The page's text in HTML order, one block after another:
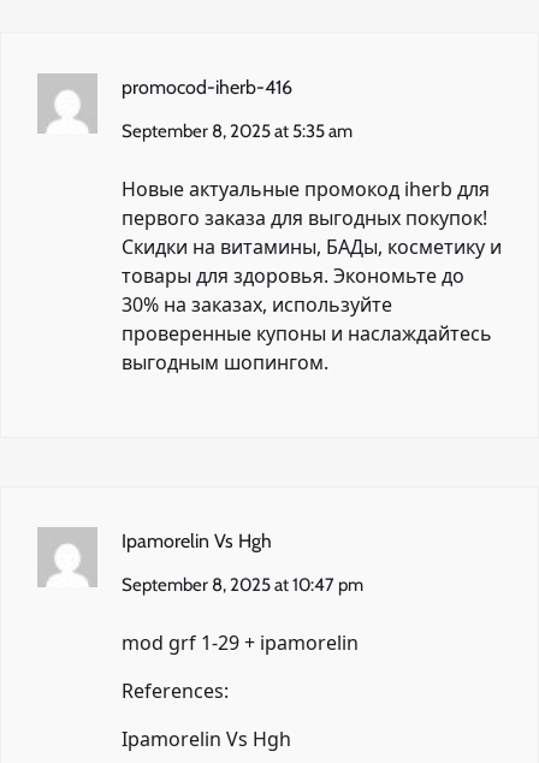
promocod-iherb-416
September 8, 2025 at 5:35 am
Новые актуальные промокод iherb для
первого заказа для выгодных покупок!
Скидки на витамины, БАДы, косметику и
товары для здоровья. Экономьте до
30% на заказах, используйте
проверенные купоны и наслаждайтесь
выгодным шопингом.
Ipamorelin Vs Hgh
September 8, 2025 at 10:47 pm
mod grf 1-29 + ipamorelin
References:
Ipamorelin Vs Hgh